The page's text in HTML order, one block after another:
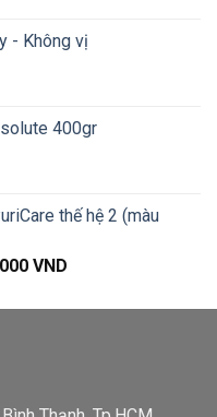
là:
- Không vị
400gr
thế hệ 2 (màu
VNDGiá
tại